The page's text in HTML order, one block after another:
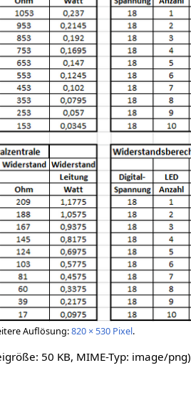
Auflösung:820 × 530 Pixel.
50 KB, MIME-Typ: image/png)